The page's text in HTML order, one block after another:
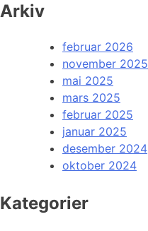
Arkiv
februar 2026
november 2025
mai 2025
mars 2025
februar 2025
januar 2025
desember 2024
oktober 2024
Kategorier